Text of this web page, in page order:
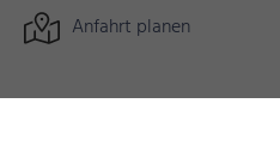
Anfahrt planen